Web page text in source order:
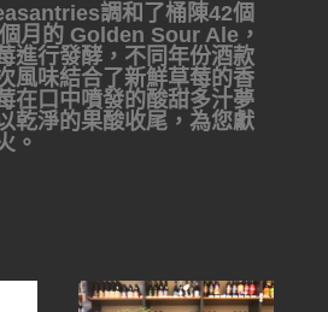
調和了桶陳42個
月的 Golden Sour Ale，
進行發酵， 不同年份酒款
風味結合了新鮮草莓的香
在口中噴發的酸甜多汁夢
乾淨的果酸收尾，為您獻
。